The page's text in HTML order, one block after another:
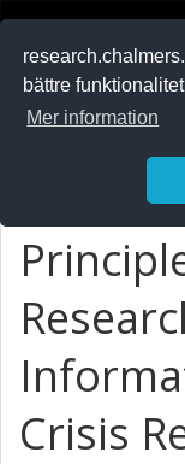
bättre
Mer information
Crisis